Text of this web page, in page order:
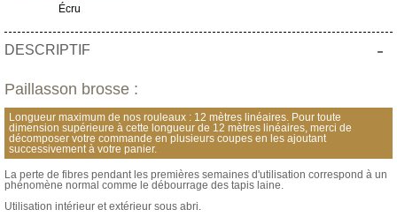
Écru
DESCRIPTIF -
Paillasson brosse :
Longueur maximum de nos rouleaux : 12 mètres linéaires. Pour toute
dimension supérieure à cette longueur de 12 mètres linéaires, merci de
décomposer votre commande en plusieurs coupes en les ajoutant
successivement à votre panier.
La perte de fibres pendant les premières semaines d'utilisation correspond à un
phénomène normal comme le débourrage des tapis laine.
Utilisation intérieur et extérieur sous abri.